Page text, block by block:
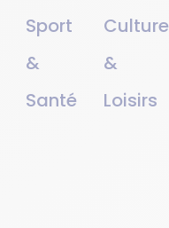
Sport
&
Santé
Culture
&
Loisirs